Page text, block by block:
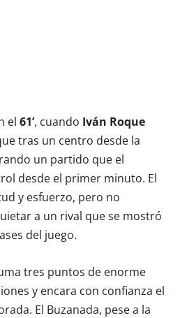
el 61’, cuando Iván Roque
tras un centro desde la
un partido que el
desde el primer minuto. El
y esfuerzo, pero no
a un rival que se mostró
del juego.
tres puntos de enorme
y encara con confianza el
El Buzanada, pese a la